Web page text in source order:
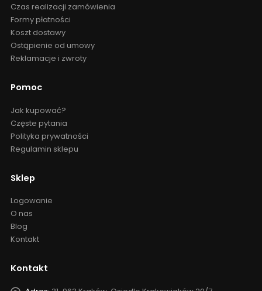
Czas realizacji zamówienia
Formy płatności
Koszt dostawy
Ostąpienie od umowy
Reklamacje i zwroty
Pomoc
Jak kupować?
Częste pytania
Polityka prywatności
Regulamin sklepu
Sklep
Logowanie
O nas
Blog
Kontakt
Kontakt